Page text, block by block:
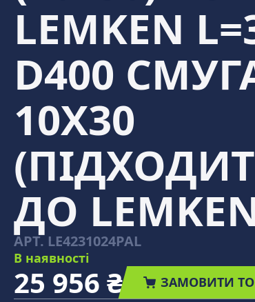
LEMKEN
D400
10Х30
ДО
АРТ. LE4231024PAL
В наявності
25 956 ₴ ЗАМОВИТИ